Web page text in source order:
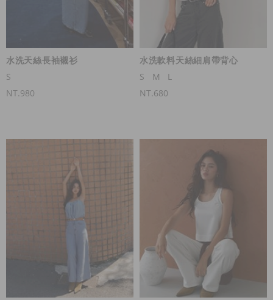
水洗天絲長袖襯衫
S
NT.980
水洗軟料天絲細肩帶背心
S
M
L
NT.680